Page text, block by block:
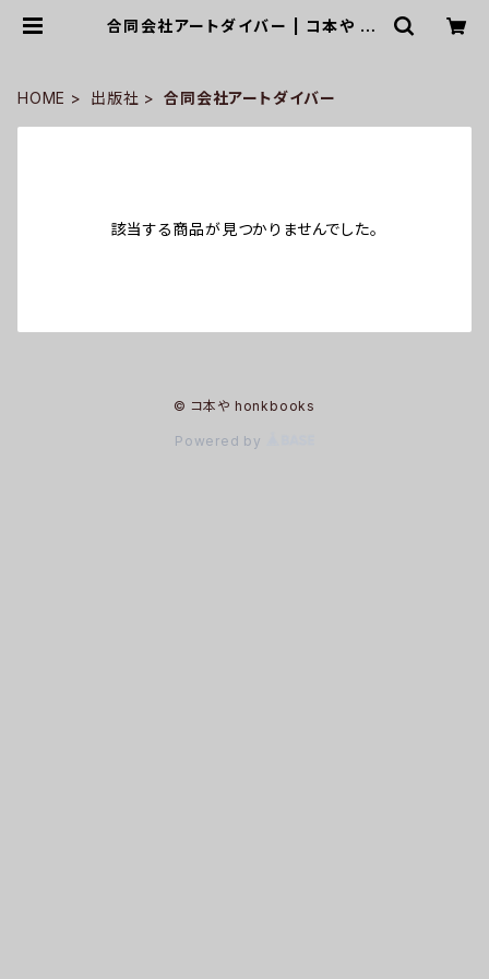
合同会社アートダイバー | コ本や ho
HOME 出版社 合同会社アートダイバー
該当する商品が見つかりませんでした。
© コ本や honkbooks
Powered by